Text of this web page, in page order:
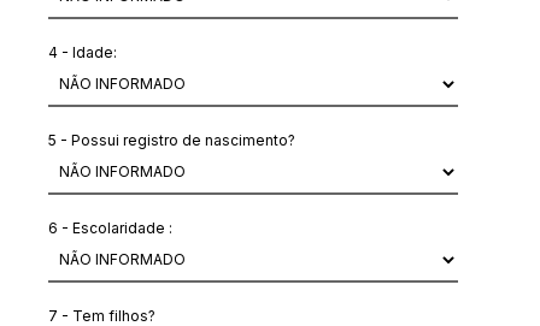
4 - Idade:
5 - Possui registro de nascimento?
6 - Escolaridade :
7 - Tem filhos?